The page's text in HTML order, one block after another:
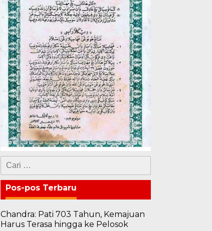
Cari
untuk:
Pos-pos Terbaru
Chandra: Pati 703 Tahun, Kemajuan
Harus Terasa hingga ke Pelosok